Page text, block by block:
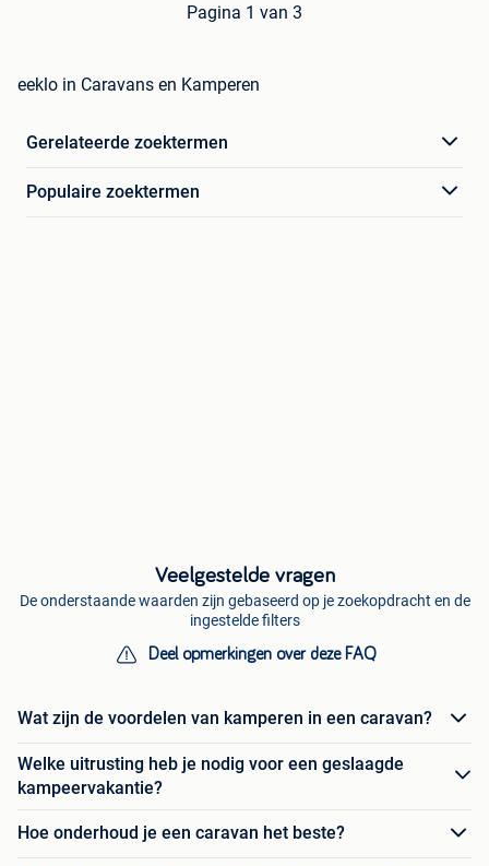
Pagina 1 van 3
eeklo in Caravans en Kamperen
Gerelateerde zoektermen
Populaire zoektermen
Veelgestelde vragen
De onderstaande waarden zijn gebaseerd op je zoekopdracht en de
ingestelde filters
Deel opmerkingen over deze FAQ
Wat zijn de voordelen van kamperen in een caravan?
Welke uitrusting heb je nodig voor een geslaagde
kampeervakantie?
Hoe onderhoud je een caravan het beste?